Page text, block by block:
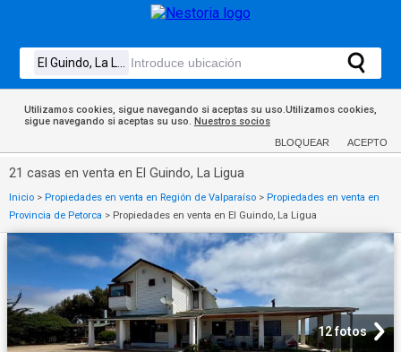
Utilizamos cookies, sigue navegando si aceptas su uso.Utilizamos cookies,
sigue navegando si aceptas su uso. Nuestros socios
BLOQUEAR ACEPTO
21 casas en venta en El Guindo, La Ligua
Inicio > Propiedades en venta en Región de Valparaíso > Propiedades en venta en
Provincia de Petorca > Propiedades en venta en El Guindo, La Ligua
12 fotos